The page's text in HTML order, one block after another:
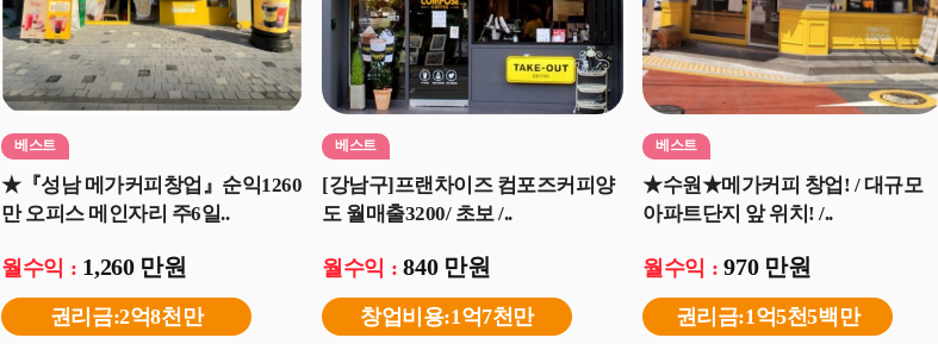
베스트
★『성남 메가커피창업』순익1260
만 오피스 메인자리 주6일..
월수익 : 1,260 만원
권리금:2억8천만
베스트
[강남구]프랜차이즈 컴포즈커피양
도 월매출3200/ 초보 /..
월수익 :840 만원
창업비용:1억7천만
베스트
★수원★메가커피 창업! / 대규모
아파트단지 앞 위치! /..
월수익 :970 만원
권리금:1억5천5백만